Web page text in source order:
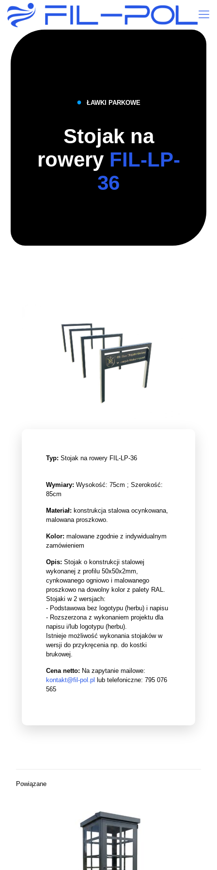
● ŁAWKI PARKOWE
Stojak na
rowery FIL-LP-
36
Typ: Stojak na rowery FIL-LP-36
Wymiary: Wysokość: 75cm ; Szerokość:
85cm
Materiał: konstrukcja stalowa ocynkowana,
malowana proszkowo.
Kolor: malowane zgodnie z indywidualnym
zamówieniem
Opis: Stojak o konstrukcji stalowej
wykonanej z profilu 50x50x2mm,
cynkowanego ogniowo i malowanego
proszkowo na dowolny kolor z palety RAL.
Stojaki w 2 wersjach:
- Podstawowa bez logotypu (herbu) i napisu
- Rozszerzona z wykonaniem projektu dla
napisu i/lub logotypu (herbu).
Istnieje możliwość wykonania stojaków w
wersji do przykręcenia np. do kostki
brukowej.
Cena netto: Na zapytanie mailowe:
kontakt@fil-pol.pl lub telefoniczne: 795 076
565
Powiązane